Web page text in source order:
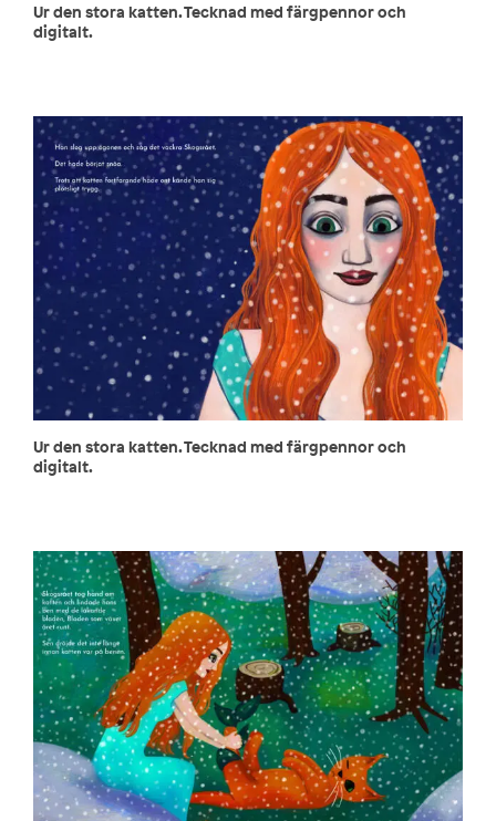
Ur den stora katten. Tecknad med färgpennor och
digitalt.
Ur den stora katten. Tecknad med färgpennor och
digitalt.